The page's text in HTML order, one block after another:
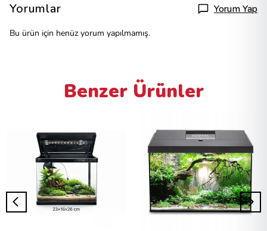
Yorumlar Yorum Yap
Bu ürün için henüz yorum yapılmamış.
Benzer Ürünler